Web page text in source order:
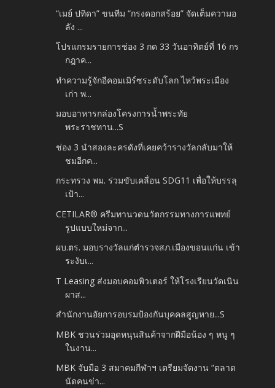
“เมย์ ปทิดา” ขนทีม “กรงดอกสร้อย” จัดเต็มความอ
ลัง ...
โปรแกรมรายการช่อง 3 กด 33 วันอาทิตย์ที่ 16 กร
กฎาค...
ทำความรู้จักอีคอมเมิร์ซระดับโลก ไหว้พระเมือง
เก่า พ...
มอบอาหารกล่องโครงการน้ำพระทัย
พระราชทาน...S
ช่อง 3 นำสองละครดังที่เคยคว้ารางวัลกลับมาให้
ชมอีกค...
กระทรวง พม. ร่วมขับเคลื่อน SDG11 เพื่อให้บรรลุ
เป้า...
CETILAR® ครีมทานวดนวัตกรรมทางการแพทย์
รูปแบบใหม่จาก...
ผบ.ตร. มอบรางวัลแก่ตำรวจสภ.เมืองขอนแก่น เข้า
ระงับเ...
T Leasing ส่งมอบคอมพิวเตอร์ ให้โรงเรียนวัดเนิน
ผาส...
สำนักงานอัยการอบรมป้องกันบุคคลสูญหาย...S
MBK ชวนร่วมอุดหนุนสินค้าจากฝีมือน้อง ๆ หนู ๆ
ในงาน...
MBK จับมือ 3 สมาคมกีฬาฯ เตรียมจัดงาน “ตลาด
นัดคนข่า...